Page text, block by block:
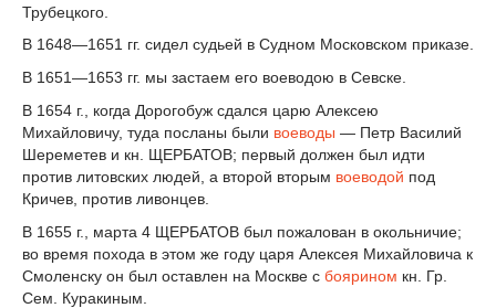
Трубецкого.
В 1648—1651 гг. сидел судьей в Судном Московском приказе.
В 1651—1653 гг. мы застаем его воеводою в Севске.
В 1654 г., когда Дорогобуж сдался царю Алексею
Михайловичу, туда посланы были воеводы — Петр Василий
Шереметев и кн. ЩЕРБАТОВ; первый должен был идти
против литовских людей, а второй вторым воеводой под
Кричев, против ливонцев.
В 1655 г., марта 4 ЩЕРБАТОВ был пожалован в окольничие;
во время похода в этом же году царя Алексея Михайловича к
Смоленску он был оставлен на Москве с боярином кн. Гр.
Сем. Куракиным.